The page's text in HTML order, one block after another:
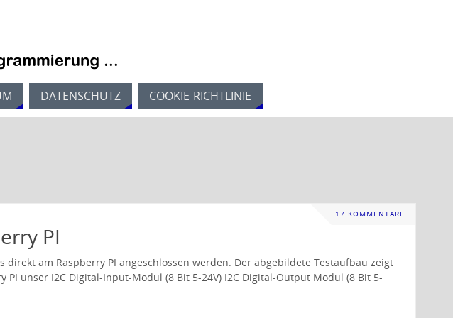
DATENSCHUTZ COOKIE-RICHTLINIE
17 KOMMENTARE
PI
direkt am Raspberry PI angeschlossen werden. Der abgebildete Testaufbau zeigt
unser I2C Digital-Input-Modul (8 Bit 5-24V) I2C Digital-Output Modul (8 Bit 5-